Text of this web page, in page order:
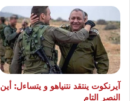
آيرنكوت ينتقد نتنياهو و يتساءل: أين
النصر التام